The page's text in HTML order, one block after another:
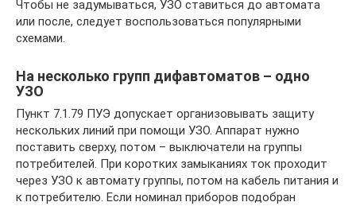
Чтобы не задумываться, УЗО ставиться до автомата
или после, следует воспользоваться популярными
схемами.
На несколько групп дифавтоматов – одно
УЗО
Пункт 7.1.79 ПУЭ допускает организовывать защиту
нескольких линий при помощи УЗО. Аппарат нужно
поставить сверху, потом – выключатели на группы
потребителей. При коротких замыканиях ток проходит
через УЗО к автомату группы, потом на кабель питания и
к потребителю. Если номинал приборов подобран